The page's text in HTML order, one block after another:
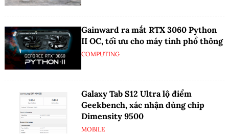
Gainward ra mắt RTX 3060 Python
II OC, tối ưu cho máy tính phổ thông
COMPUTING
Galaxy Tab S12 Ultra lộ điểm
Geekbench, xác nhận dùng chip
Dimensity 9500
MOBILE